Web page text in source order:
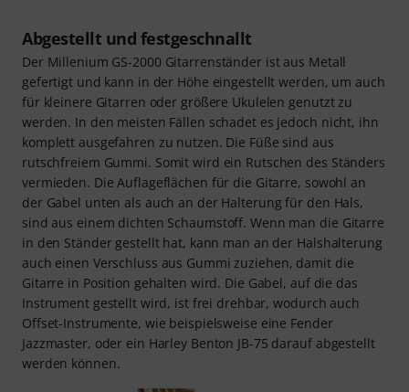
Abgestellt und festgeschnallt
Der Millenium GS-2000 Gitarrenständer ist aus Metall
gefertigt und kann in der Höhe eingestellt werden, um auch
für kleinere Gitarren oder größere Ukulelen genutzt zu
werden. In den meisten Fällen schadet es jedoch nicht, ihn
komplett ausgefahren zu nutzen. Die Füße sind aus
rutschfreiem Gummi. Somit wird ein Rutschen des Ständers
vermieden. Die Auflageflächen für die Gitarre, sowohl an
der Gabel unten als auch an der Halterung für den Hals,
sind aus einem dichten Schaumstoff. Wenn man die Gitarre
in den Ständer gestellt hat, kann man an der Halshalterung
auch einen Verschluss aus Gummi zuziehen, damit die
Gitarre in Position gehalten wird. Die Gabel, auf die das
Instrument gestellt wird, ist frei drehbar, wodurch auch
Offset-Instrumente, wie beispielsweise eine Fender
Jazzmaster, oder ein Harley Benton JB-75 darauf abgestellt
werden können.